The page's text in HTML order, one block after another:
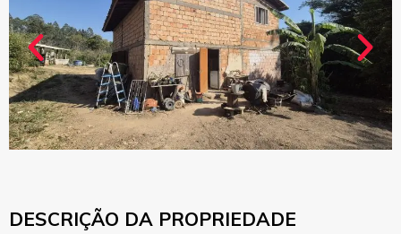
DESCRIÇÃO DA PROPRIEDADE